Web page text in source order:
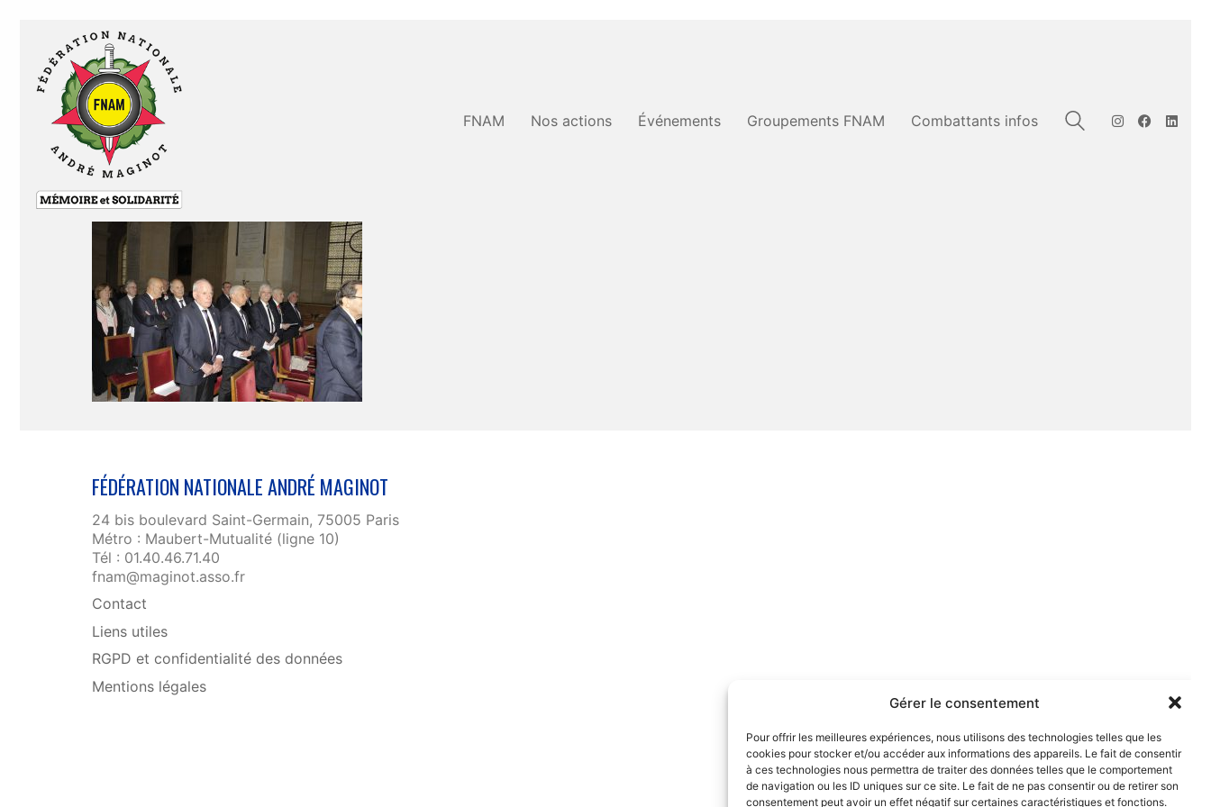
Gérer le consentement
Pour offrir les meilleures expériences, nous utilisons des technologies telles que les
cookies pour stocker et/ou accéder aux informations des appareils. Le fait de consentir
à ces technologies nous permettra de traiter des données telles que le comportement
de navigation ou les ID uniques sur ce site. Le fait de ne pas consentir ou de retirer son
consentement peut avoir un effet négatif sur certaines caractéristiques et fonctions.
FNAM Nos actions Événements Groupements FNAM Combattants infos
FÉDÉRATION NATIONALE ANDRÉ MAGINOT
24 bis boulevard Saint-Germain, 75005 Paris
Métro : Maubert-Mutualité (ligne 10)
Tél : 01.40.46.71.40
fnam@maginot.asso.fr
Contact
Liens utiles
RGPD et confidentialité des données
Mentions légales